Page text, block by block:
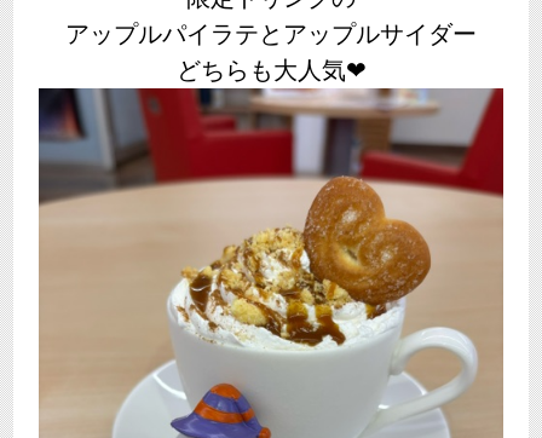
アップルパイラテとアップルサイダー
どちらも大人気❤